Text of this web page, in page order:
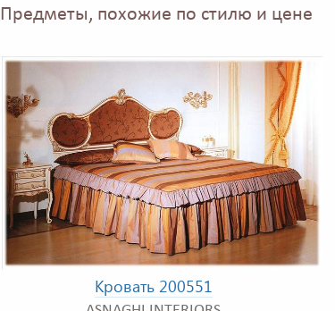
Предметы, похожие по стилю и цене
Кровать 200551